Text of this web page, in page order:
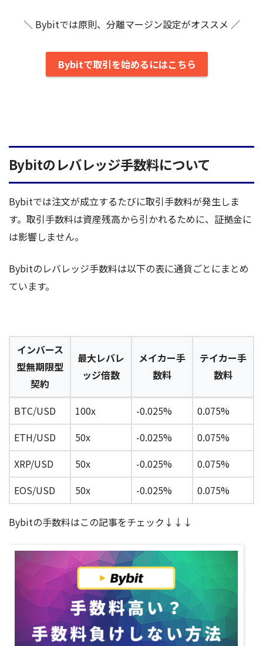
＼ Bybitでは原則、分離マージン設定がオススメ ／
Bybitで取引を始めるにはこちら
Bybitのレバレッジ手数料について
Bybitでは注文が成立するたびに取引手数料が発生しま
す。取引手数料は資産残高から引かれるために、証拠金に
は影響しません。
Bybitのレバレッジ手数料は以下の表に通貨ごとにまとめ
ています。
インバース
型無期限型
契約
最大レバレ
ッジ倍数
メイカー手
数料
テイカー手
数料
BTC/USD 100x -0.025%
0.075%
ETH/USD
50x -0.025%
0.075%
XRP/USD
50x -0.025%
0.075%
EOS/USD
50x -0.025% 0.075%
Bybitの手数料はこの記事をチェック↓↓↓